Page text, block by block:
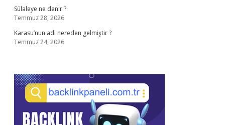
Sülaleye ne denir ?
Temmuz 28, 2026
Karasu’nun adı nereden gelmiştir ?
Temmuz 24, 2026